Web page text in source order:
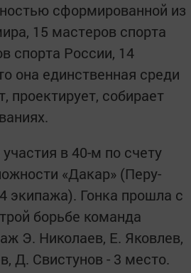
сформированной из
15 мастеров спорта
спорта России, 14
она единственная среди
собирает
в 40-м по счету
«Дакар» (Перу-
экипажа). Гонка прошла с
борьбе команда
Э. Николаев, Е. Яковлев,
Д. Свистунов - 3 место.